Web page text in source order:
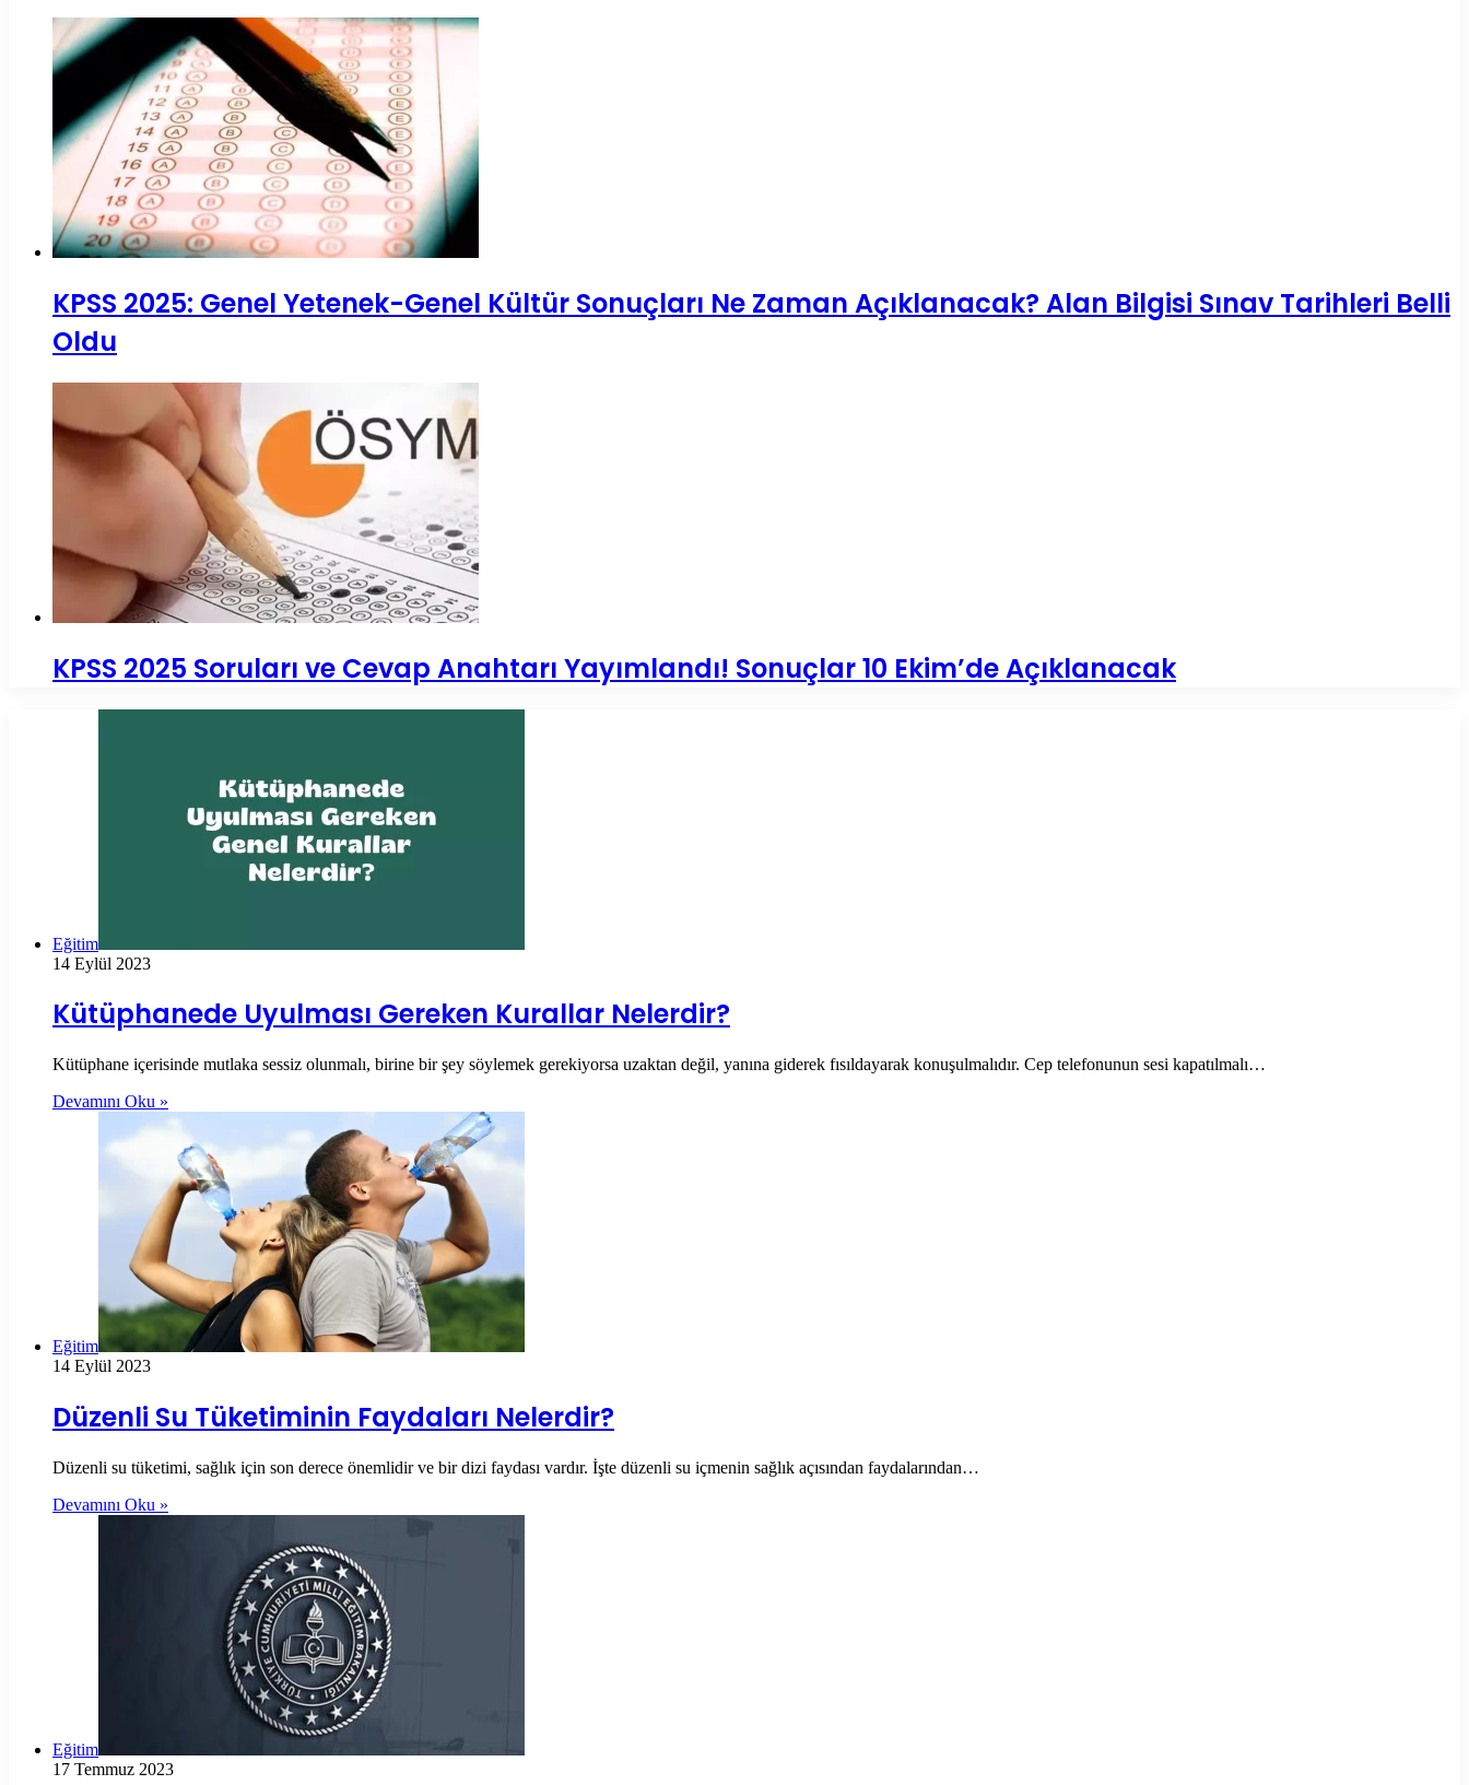
KPSS 2025: Genel Yetenek-Genel Kültür Sonuçları Ne Zaman Açıklanacak? Alan Bilgisi Sınav Tarihleri Belli
Oldu
KPSS 2025 Soruları ve Cevap Anahtarı Yayımlandı! Sonuçlar 10 Ekim’de Açıklanacak
Eğitim
14 Eylül 2023
Kütüphanede Uyulması Gereken Kurallar Nelerdir?
Kütüphane içerisinde mutlaka sessiz olunmalı, birine bir şey söylemek gerekiyorsa uzaktan değil, yanına giderek fısıldayarak konuşulmalıdır. Cep telefonunun sesi kapatılmalı…
Devamını Oku »
Eğitim
14 Eylül 2023
Düzenli Su Tüketiminin Faydaları Nelerdir?
Düzenli su tüketimi, sağlık için son derece önemlidir ve bir dizi faydası vardır. İşte düzenli su içmenin sağlık açısından faydalarından…
Devamını Oku »
Eğitim
17 Temmuz 2023